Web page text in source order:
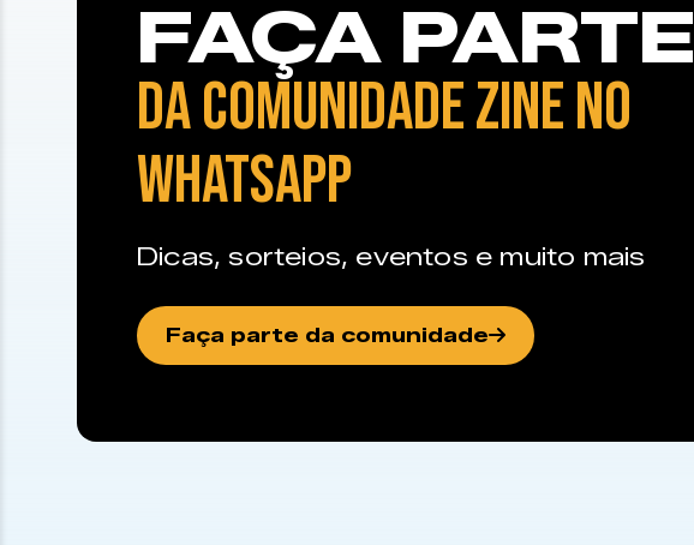
FAÇA PARTE
DA COMUNIDADE ZINE NO
WHATSAPP
Dicas, sorteios, eventos e muito mais
Faça parte da comunidade